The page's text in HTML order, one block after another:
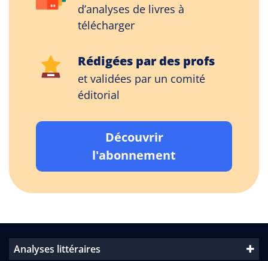
d’analyses de livres à
télécharger
Rédigées par des profs
et validées par un comité
éditorial
Découvrir
l'abonnement
Analyses littéraires